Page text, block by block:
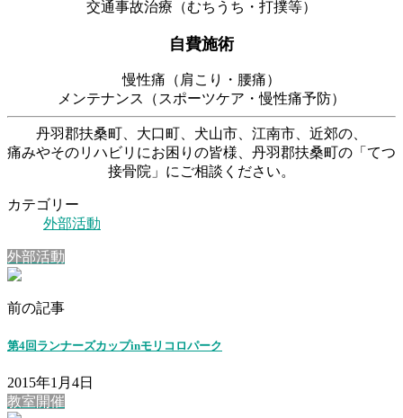
交通事故治療（むちうち・打撲等）
自費施術
慢性痛（肩こり・腰痛）
メンテナンス（スポーツケア・慢性痛予防）
丹羽郡扶桑町、大口町、犬山市、江南市、近郊の、
痛みやそのリハビリにお困りの皆様、丹羽郡扶桑町の「てつ
接骨院」にご相談ください。
カテゴリー
外部活動
外部活動
前の記事
第4回ランナーズカップinモリコロパーク
2015年1月4日
教室開催